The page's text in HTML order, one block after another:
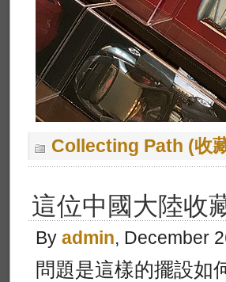
Collecting Path (收
這位中國大陸收
By admin, December
問題是這樣的擺設如